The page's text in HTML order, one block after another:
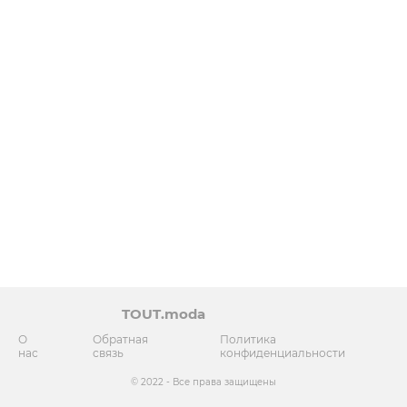
TOUT.moda
О
нас
Обратная
связь
Политика
конфиденциальности
© 2022 - Все права защищены